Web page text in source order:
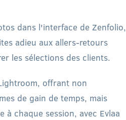
dans l'interface de Zenfolio,
adieu aux allers-retours
les sélections des clients.
offrant non
de gain de temps, mais
chaque session, avec Evlaa